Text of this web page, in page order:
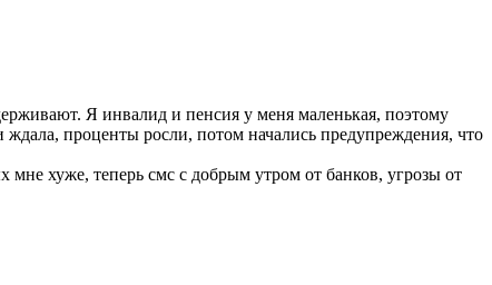
Я инвалид и пенсия у меня маленькая, поэтому
ждала, проценты росли, потом начались предупреждения, что
мне хуже, теперь смс с добрым утром от банков, угрозы от